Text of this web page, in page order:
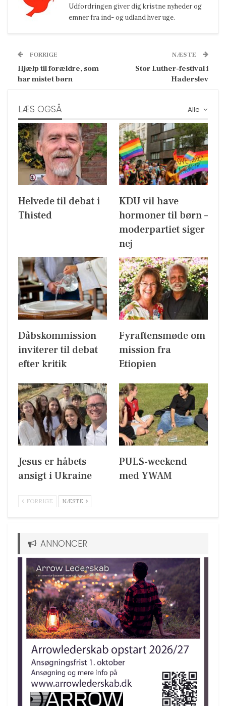
Udfordringen giver dig kristne nyheder og
emner fra ind- og udland hver uge.
FORRIGE
Hjælp til forældre, som
har mistet børn
NÆSTE
Stor Luther-festival i
Haderslev
Alle
LÆS OGSÅ
Helvede til debat i
Thisted
KDU vil have
hormoner til børn –
moderpartiet siger
nej
Dåbskommission
inviterer til debat
efter kritik
Fyraftensmøde om
mission fra
Etiopien
Jesus er håbets
ansigt i Ukraine
PULS-weekend
med YWAM
FORRIGE NÆSTE
ANNONCER